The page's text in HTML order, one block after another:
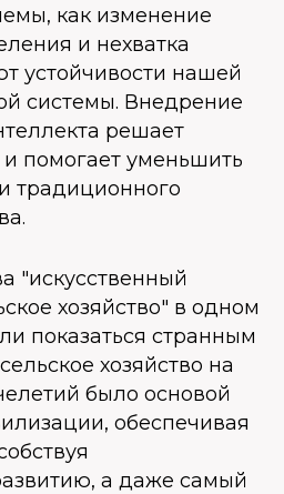
как изменение
и нехватка
устойчивости нашей
системы. Внедрение
решает
помогает уменьшить
традиционного
"искусственный
хозяйство" в одном
показаться странным
хозяйство на
было основой
обеспечивая
а даже самый